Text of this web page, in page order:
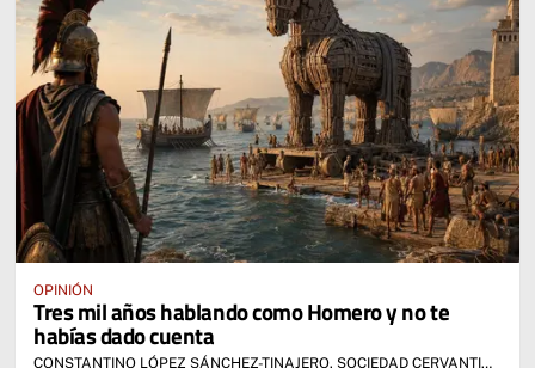
OPINIÓN
Tres mil años hablando como Homero y no te
habías dado cuenta
CONSTANTINO LÓPEZ SÁNCHEZ-TINAJERO. SOCIEDAD CERVANTINA DE ALCÁZAR DE SAN JUAN